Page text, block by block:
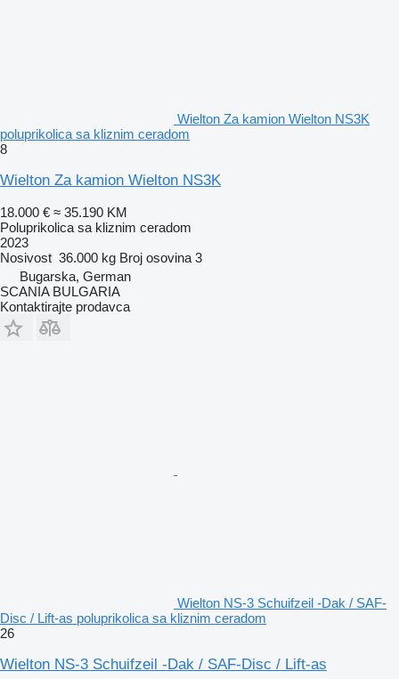
Wielton Za kamion Wielton NS3K
poluprikolica sa kliznim ceradom
8
Wielton Za kamion Wielton NS3K
18.000 € ≈ 35.190 KM
Poluprikolica sa kliznim ceradom
2023
Nosivost 36.000 kg Broj osovina 3
Bugarska, German
SCANIA BULGARIA
Kontaktirajte prodavca
Wielton NS-3 Schuifzeil -Dak / SAF-
Disc / Lift-as poluprikolica sa kliznim ceradom
26
Wielton NS-3 Schuifzeil -Dak / SAF-Disc / Lift-as